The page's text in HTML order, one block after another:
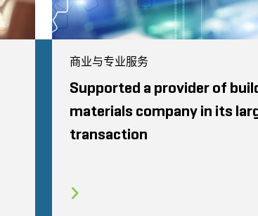
商业与专业服务
Supported a provider of
materials company in its
transaction